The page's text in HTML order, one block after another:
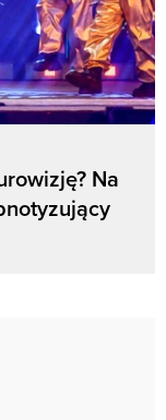
Na